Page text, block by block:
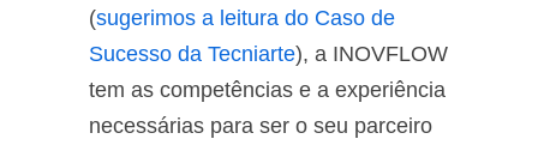
(sugerimos a leitura do Caso de
Sucesso da Tecniarte), a INOVFLOW
tem as competências e a experiência
necessárias para ser o seu parceiro